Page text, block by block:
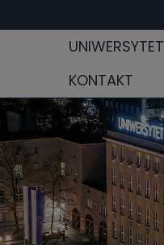
UNIWERSYTET
KONTAKT